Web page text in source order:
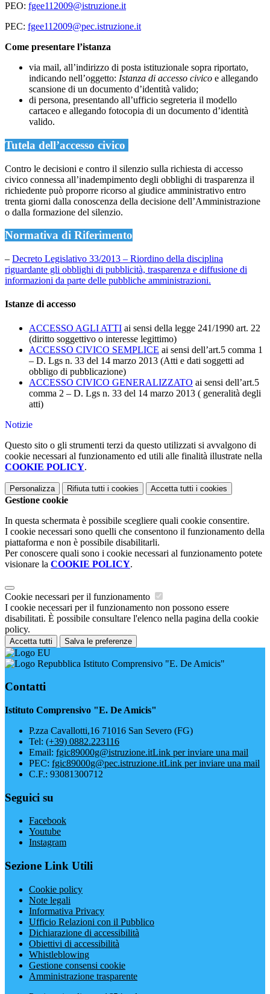
PEO: fgee112009@istruzione.it
PEC: fgee112009@pec.istruzione.it
Come presentare l’istanza
via mail, all’indirizzo di posta istituzionale sopra riportato,
indicando nell’oggetto: Istanza di accesso civico e allegando
scansione di un documento d’identità valido;
di persona, presentando all’ufficio segreteria il modello
cartaceo e allegando fotocopia di un documento d’identità
valido.
Tutela dell’accesso civico
Contro le decisioni e contro il silenzio sulla richiesta di accesso
civico connessa all’inadempimento degli obblighi di trasparenza il
richiedente può proporre ricorso al giudice amministrativo entro
trenta giorni dalla conoscenza della decisione dell’Amministrazione
o dalla formazione del silenzio.
Normativa di Riferimento
– Decreto Legislativo 33/2013 – Riordino della disciplina
riguardante gli obblighi di pubblicità, trasparenza e diffusione di
informazioni da parte delle pubbliche amministrazioni.
Istanze di accesso
ACCESSO AGLI ATTI ai sensi della legge 241/1990 art. 22
(diritto soggettivo o interesse legittimo)
ACCESSO CIVICO SEMPLICE ai sensi dell’art.5 comma 1
– D. Lgs n. 33 del 14 marzo 2013 (Atti e dati soggetti ad
obbligo di pubblicazione)
ACCESSO CIVICO GENERALIZZATO ai sensi dell’art.5
comma 2 – D. Lgs n. 33 del 14 marzo 2013 ( generalità degli
atti)
Notizie
Questo sito o gli strumenti terzi da questo utilizzati si avvalgono di
cookie necessari al funzionamento ed utili alle finalità illustrate nella
COOKIE POLICY.
Personalizza Rifiuta tutti i cookies Accetta tutti i cookies
Gestione cookie
In questa schermata è possibile scegliere quali cookie consentire.
I cookie necessari sono quelli che consentono il funzionamento della
piattaforma e non è possibile disabilitarli.
Per conoscere quali sono i cookie necessari al funzionamento potete
visionare la COOKIE POLICY.
Cookie necessari per il funzionamento
I cookie necessari per il funzionamento non possono essere
disabilitati. È possibile consultare l'elenco nella pagina della cookie
policy.
Accetta tutti Salva le preferenze
Istituto Comprensivo "E. De Amicis"
Contatti
Istituto Comprensivo "E. De Amicis"
P.zza Cavallotti,16 71016 San Severo (FG)
Tel: (+39) 0882.223116
Email: fgic89000g@istruzione.itLink per inviare una mail
PEC: fgic89000g@pec.istruzione.itLink per inviare una mail
C.F.: 93081300712
Seguici su
Facebook
Youtube
Instagram
Sezione Link Utili
Cookie policy
Note legali
Informativa Privacy
Ufficio Relazioni con il Pubblico
Dichiarazione di accessibilità
Obiettivi di accessibilità
Whistleblowing
Gestione consensi cookie
Amministrazione trasparente